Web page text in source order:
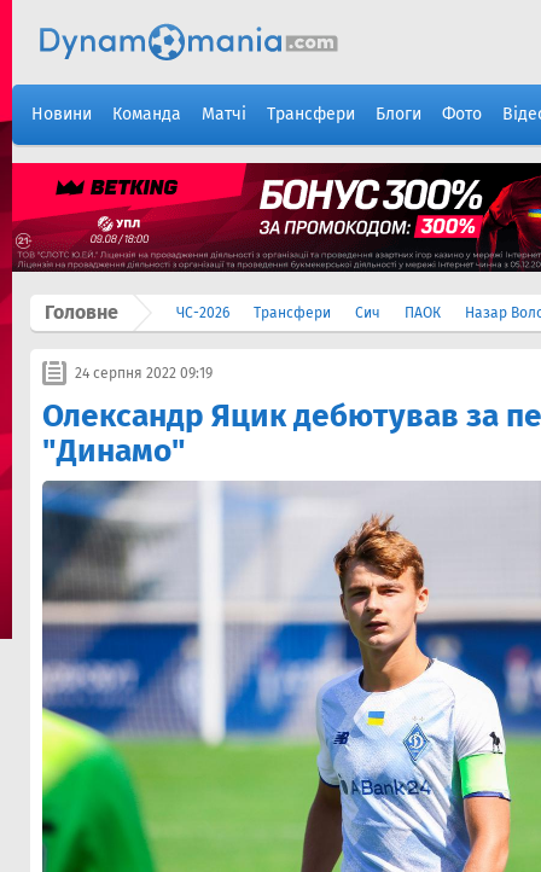
Новини Команда Матчі Трансфери Блоги Фото
Головне ЧС-2026 Трансфери Сич ПАОК Назар
24 серпня 2022 09:19
Олександр Яцик дебютував за
"Динамо"